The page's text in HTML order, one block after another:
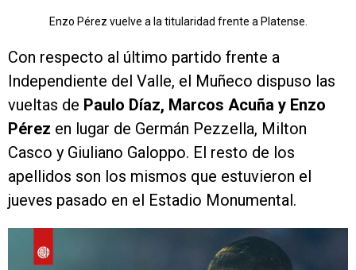
Enzo Pérez vuelve a la titularidad frente a Platense.
Con respecto al último partido frente a
Independiente del Valle, el Muñeco dispuso las
vueltas de Paulo Díaz, Marcos Acuña y Enzo
Pérez en lugar de Germán Pezzella, Milton
Casco y Giuliano Galoppo. El resto de los
apellidos son los mismos que estuvieron el
jueves pasado en el Estadio Monumental.